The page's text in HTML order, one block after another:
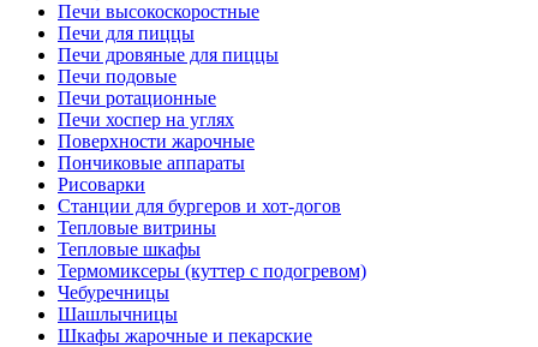
Печи высокоскоростные
Печи для пиццы
Печи дровяные для пиццы
Печи подовые
Печи ротационные
Печи хоспер на углях
Поверхности жарочные
Пончиковые аппараты
Рисоварки
Станции для бургеров и хот-догов
Тепловые витрины
Тепловые шкафы
Термомиксеры (куттер с подогревом)
Чебуречницы
Шашлычницы
Шкафы жарочные и пекарские